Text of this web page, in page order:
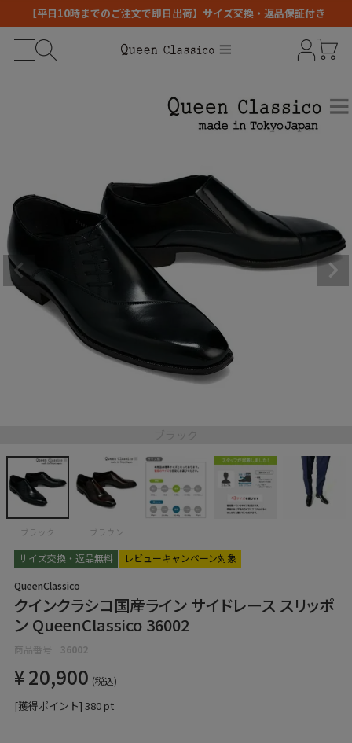
【平日10時までのご注文で即日出荷】サイズ交換・返品保証付き
ブラック ブラウン
サイズ交換・返品無料 レビューキャンペーン対象
QueenClassico
クインクラシコ国産ライン サイドレース スリッポ
ン QueenClassico 36002
商品番号 36002
¥20,900 税込
[獲得ポイント] 380 pt